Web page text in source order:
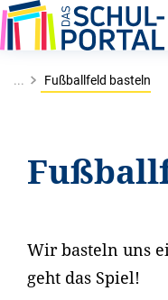
... Fußballfeld basteln
Wir basteln uns
geht das Spiel!